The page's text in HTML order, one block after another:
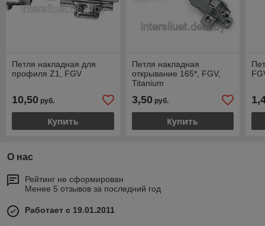
Петля накладная для
профиля Z1, FGV
10,50 руб.
Купить
Петля накладная
открывание 165*, FGV,
Titanium
3,50руб.
Купить
О нас
Рейтинг не сформирован
Менее 5 отзывов за последний год
Работает с 19.01.2011